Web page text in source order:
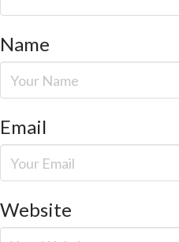
Name
Email
Website